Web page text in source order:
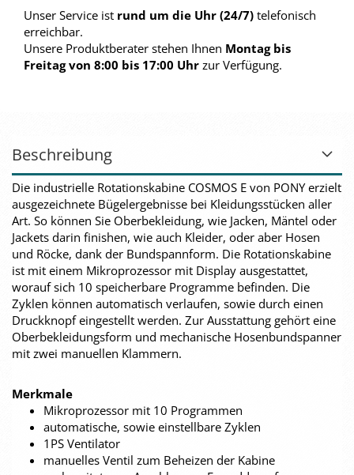
Unser Service ist rund um die Uhr (24/7) telefonisch
erreichbar.
Unsere Produktberater stehen Ihnen Montag bis
Freitag von 8:00 bis 17:00 Uhr zur Verfügung.
Beschreibung
Die industrielle Rotationskabine COSMOS E von PONY erzielt
ausgezeichnete Bügelergebnisse bei Kleidungsstücken aller
Art. So können Sie Oberbekleidung, wie Jacken, Mäntel oder
Jackets darin finishen, wie auch Kleider, oder aber Hosen
und Röcke, dank der Bundspannform. Die Rotationskabine
ist mit einem Mikroprozessor mit Display ausgestattet,
worauf sich 10 speicherbare Programme befinden. Die
Zyklen können automatisch verlaufen, sowie durch einen
Druckknopf eingestellt werden. Zur Ausstattung gehört eine
Oberbekleidungsform und mechanische Hosenbundspanner
mit zwei manuellen Klammern.
Merkmale
Mikroprozessor mit 10 Programmen
automatische, sowie einstellbare Zyklen
1PS Ventilator
manuelles Ventil zum Beheizen der Kabine